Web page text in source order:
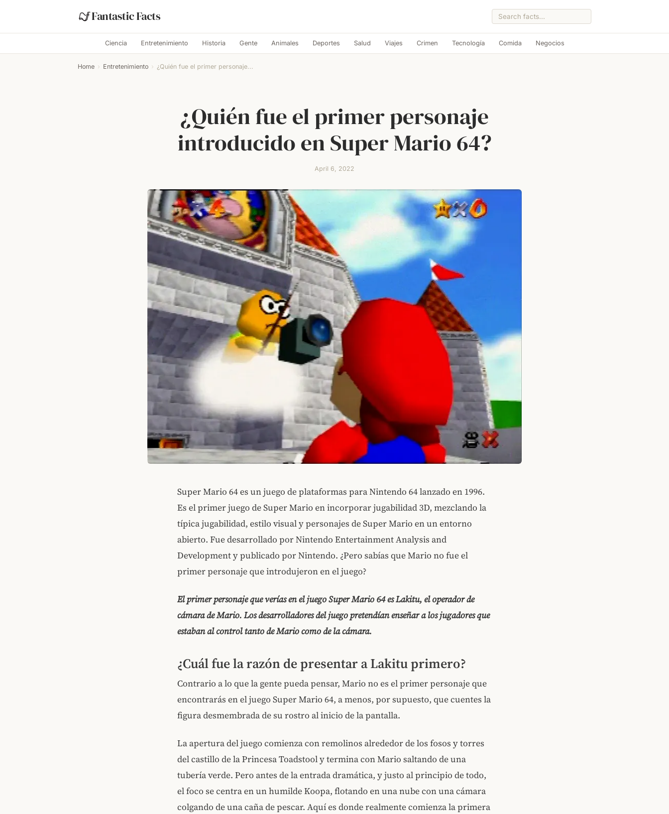
Fantastic Facts
Ciencia Entretenimiento Historia Gente Animales Deportes Salud Viajes Crimen Tecnología Comida Negocios
Home › Entretenimiento › ¿Quién fue el primer personaje...
¿Quién fue el primer personaje
introducido en Super Mario 64?
April 6, 2022
Super Mario 64 es un juego de plataformas para Nintendo 64 lanzado en 1996.
Es el primer juego de Super Mario en incorporar jugabilidad 3D, mezclando la
típica jugabilidad, estilo visual y personajes de Super Mario en un entorno
abierto. Fue desarrollado por Nintendo Entertainment Analysis and
Development y publicado por Nintendo. ¿Pero sabías que Mario no fue el
primer personaje que introdujeron en el juego?
El primer personaje que verías en el juego Super Mario 64 es Lakitu, el operador de
cámara de Mario. Los desarrolladores del juego pretendían enseñar a los jugadores que
estaban al control tanto de Mario como de la cámara.
¿Cuál fue la razón de presentar a Lakitu primero?
Contrario a lo que la gente pueda pensar, Mario no es el primer personaje que
encontrarás en el juego Super Mario 64, a menos, por supuesto, que cuentes la
figura desmembrada de su rostro al inicio de la pantalla.
La apertura del juego comienza con remolinos alrededor de los fosos y torres
del castillo de la Princesa Toadstool y termina con Mario saltando de una
tubería verde. Pero antes de la entrada dramática, y justo al principio de todo,
el foco se centra en un humilde Koopa, flotando en una nube con una cámara
colgando de una caña de pescar. Aquí es donde realmente comienza la primera